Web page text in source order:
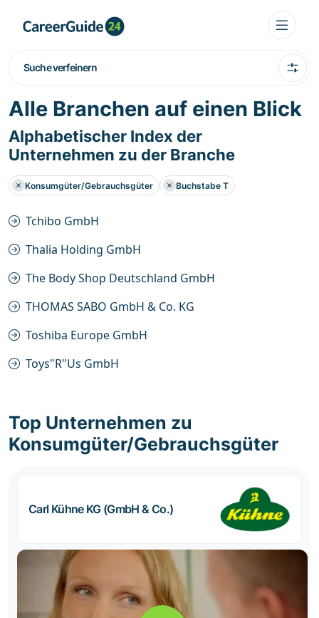
Suche verfeinern
Alle Branchen auf einen Blick
Alphabetischer Index der
Unternehmen zu der Branche
Konsumgüter/Gebrauchsgüter Buchstabe T
Tchibo GmbH
Thalia Holding GmbH
The Body Shop Deutschland GmbH
THOMAS SABO GmbH & Co. KG
Toshiba Europe GmbH
Toys"R"Us GmbH
Top Unternehmen zu
Konsumgüter/Gebrauchsgüter
Carl Kühne KG (GmbH & Co.)